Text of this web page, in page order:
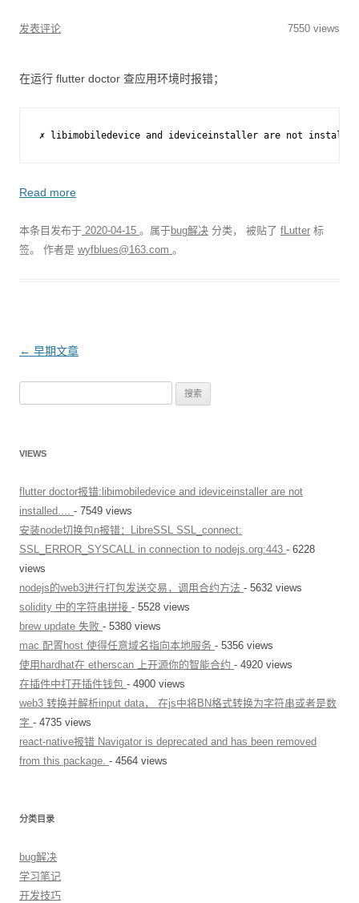
发表评论 7550 views
在运行 flutter doctor 查应用环境时报错；
✗ libimobiledevice and ideviceinstaller are not installed
Read more
本条目发布于 2020-04-15 。属于bug解决 分类， 被贴了 fLutter 标
签。 作者是 wyfblues@163.com 。
文
← 早期文章
VIEWS
flutter doctor报错:libimobiledevice and ideviceinstaller are not
installed.... - 7549 views
安装node切换包n报错：LibreSSL SSL_connect:
SSL_ERROR_SYSCALL in connection to nodejs.org:443 - 6228
views
nodejs的web3进行打包发送交易，调用合约方法 - 5632 views
solidity 中的字符串拼接 - 5528 views
brew update 失败 - 5380 views
mac 配置host 使得任意域名指向本地服务 - 5356 views
使用hardhat在 etherscan 上开源你的智能合约 - 4920 views
在插件中打开插件钱包 - 4900 views
web3 转换并解析input data， 在js中将BN格式转换为字符串或者是数
字 - 4735 views
react-native报错 Navigator is deprecated and has been removed
from this package. - 4564 views
分类目录
bug解决
学习笔记
开发技巧